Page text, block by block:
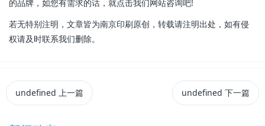
的品牌，如您有需求的话，就点击我们网站咨询吧!
若无特别注明，文章皆为南京印刷原创，转载请注明出处，如有侵
权请及时联系我们删除。
undefined 上一篇 undefined 下一篇